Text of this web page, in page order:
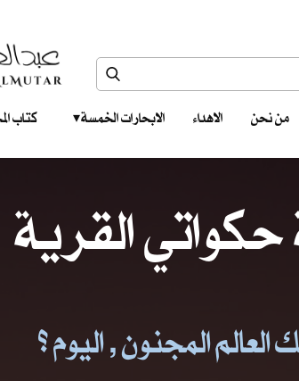
من نحن الاهداء الابحارات الخمسة ‎ ‎ ‎ كتاب
القرية
المجنون , اليوم ؟